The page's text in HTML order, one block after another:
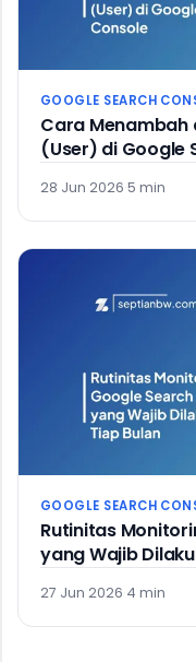
GOOGLE SEARCH
Cara Menambah
(User) di Google
28 Jun 2026 5 min
GOOGLE SEARCH
Rutinitas
yang Wajib
27 Jun 2026 4 min